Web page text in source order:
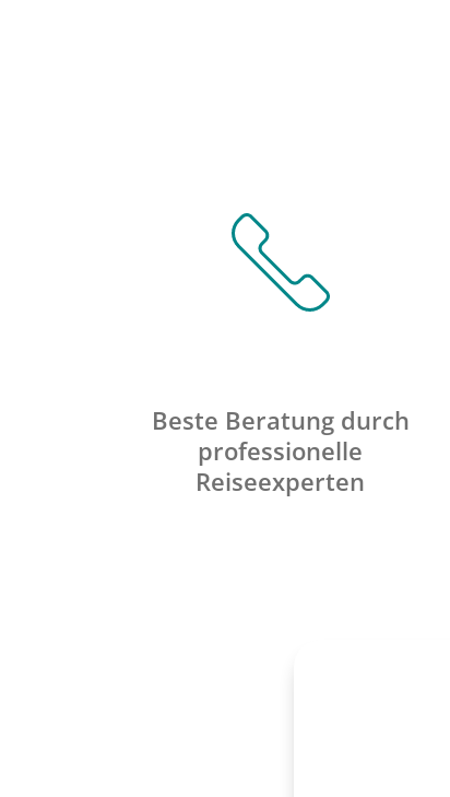
Beste Beratung durch
professionelle
Reiseexperten